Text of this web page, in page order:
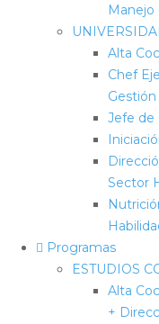
Manejo
Alta
Chef
Jefe de
Sector
Programas
ESTUDIOS
Alta
+